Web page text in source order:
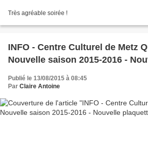
Très agréable soirée !
INFO - Centre Culturel de Metz
Nouvelle saison 2015-2016 -
Publié le 13/08/2015 à 08:45
Par Claire Antoine